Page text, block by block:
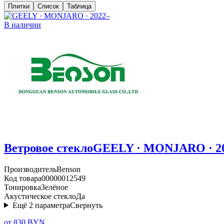
Плитки Список Таблица
В наличии
Ветровое стеклоGEELY · MONJARO ·
ПроизводительBenson
Код товара00000012549
ТонировкаЗелёное
Акустическое стеклоДа
Ещё 2 параметраСвернуть
от 830 BYN